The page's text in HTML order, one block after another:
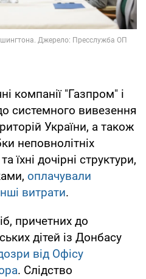
компанії "Газпром" і
системного вивезення
України, а також
неповнолітніх
їхні дочірні структури,
оплачували
витрати.
причетних до
дітей із Донбасу
від Офісу
. Слідство